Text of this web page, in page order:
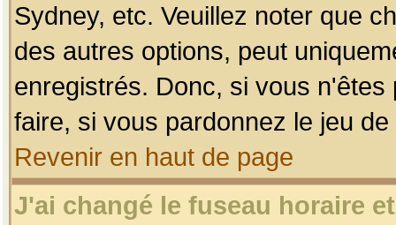
Sydney, etc. Veuillez noter que
des autres options, peut
enregistrés. Donc, si vous
faire, si vous pardonnez le jeu
Revenir en haut de page
J'ai changé le fuseau horaire